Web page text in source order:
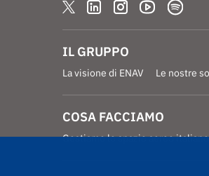
IL GRUPPO
La visione di ENAV Le nostre
COSA FACCIAMO
Gestiamo lo spazio aereo italiano